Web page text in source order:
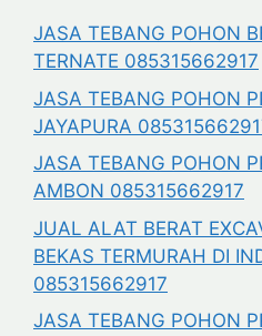
JASA TEBANG POHON
TERNATE 085315662917
JASA TEBANG POHON
JAYAPURA
JASA TEBANG POHON
AMBON 085315662917
JUAL ALAT BERAT
BEKAS TERMURAH DI
085315662917
JASA TEBANG POHON